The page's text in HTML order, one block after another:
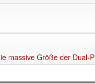
massive Größe der Dual-